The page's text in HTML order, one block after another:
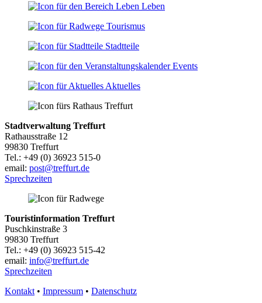
Leben
Tourismus
Stadtteile
Events
Aktuelles
Stadtverwaltung Treffurt
Rathausstraße 12
99830 Treffurt
Tel.: +49 (0) 36923 515-0
email: post@treffurt.de
Sprechzeiten
Touristinformation Treffurt
Puschkinstraße 3
99830 Treffurt
Tel.: +49 (0) 36923 515-42
email: info@treffurt.de
Sprechzeiten
Kontakt • Impressum • Datenschutz